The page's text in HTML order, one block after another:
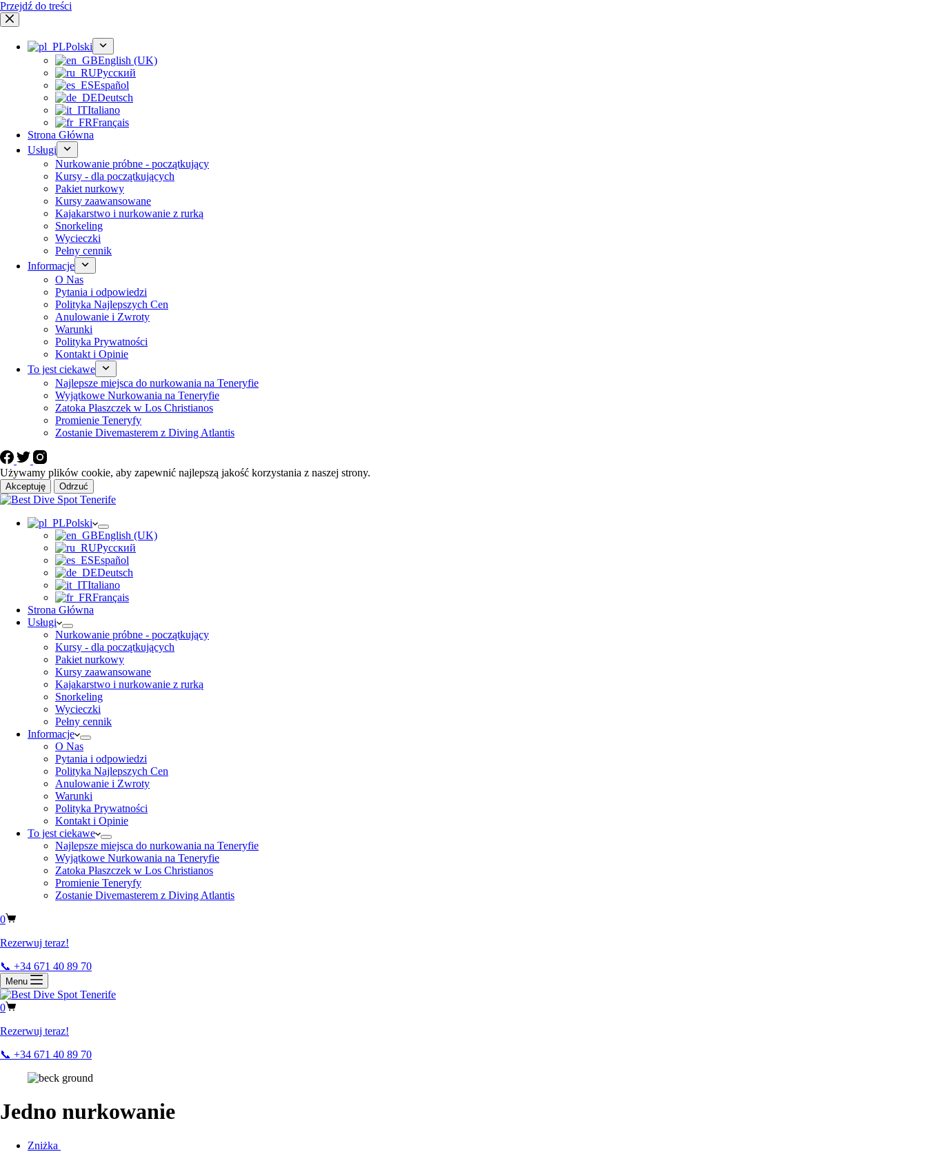
Przejdź do treści
Polski
English (UK)
Русский
Español
Deutsch
Italiano
Français
Strona Główna
Usługi
Nurkowanie próbne - początkujący
Kursy - dla początkujących
Pakiet nurkowy
Kursy zaawansowane
Kajakarstwo i nurkowanie z rurką
Snorkeling
Wycieczki
Pełny cennik
Informacje
O Nas
Pytania i odpowiedzi
Polityka Najlepszych Cen
Anulowanie i Zwroty
Warunki
Polityka Prywatności
Kontakt i Opinie
To jest ciekawe
Najlepsze miejsca do nurkowania na Teneryfie
Wyjątkowe Nurkowania na Teneryfie
Zatoka Płaszczek w Los Christianos
Promienie Teneryfy
Zostanie Divemasterem z Diving Atlantis
Używamy plików cookie, aby zapewnić najlepszą jakość korzystania z naszej strony.
Akceptuję Odrzuć
Polski
English (UK)
Русский
Español
Deutsch
Italiano
Français
Strona Główna
Usługi
Nurkowanie próbne - początkujący
Kursy - dla początkujących
Pakiet nurkowy
Kursy zaawansowane
Kajakarstwo i nurkowanie z rurką
Snorkeling
Wycieczki
Pełny cennik
Informacje
O Nas
Pytania i odpowiedzi
Polityka Najlepszych Cen
Anulowanie i Zwroty
Warunki
Polityka Prywatności
Kontakt i Opinie
To jest ciekawe
Najlepsze miejsca do nurkowania na Teneryfie
Wyjątkowe Nurkowania na Teneryfie
Zatoka Płaszczek w Los Christianos
Promienie Teneryfy
Zostanie Divemasterem z Diving Atlantis
0
Rezerwuj teraz!
📞 +34 671 40 89 70
Menu
0
Rezerwuj teraz!
📞 +34 671 40 89 70
Jedno nurkowanie
Zniżka